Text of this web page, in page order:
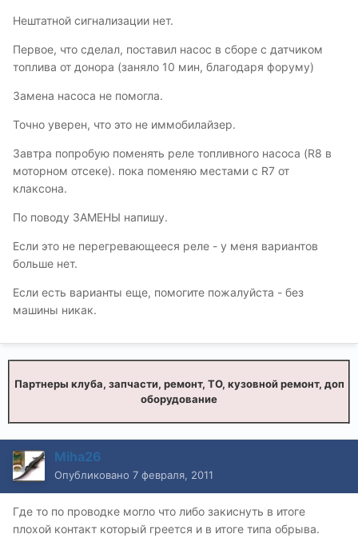
Нештатной сигнализации нет.
Первое, что сделал, поставил насос в сборе с датчиком
топлива от донора (заняло 10 мин, благодаря форуму)
Замена насоса не помогла.
Точно уверен, что это не иммобилайзер.
Завтра попробую поменять реле топливного насоса (R8 в
моторном отсеке). пока поменяю местами с R7 от
клаксона.
По поводу ЗАМЕНЫ напишу.
Если это не перегревающееся реле - у меня вариантов
больше нет.
Если есть варианты еще, помогите пожалуйста - без
машины никак.
Партнеры клуба, запчасти, ремонт, ТО, кузовной ремонт, доп
оборудование
Miha26
Опубликовано 7 февраля, 2011
Где то по проводке могло что либо закиснуть в итоге
плохой контакт который греется и в итоге типа обрыва.